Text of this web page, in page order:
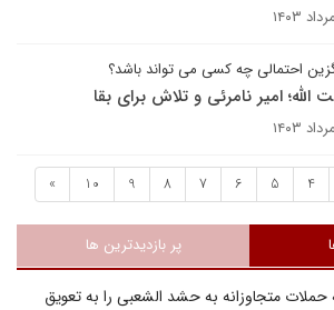
احتمالی چه کسی می تواند باشد؟
الله؛ امیر نامرئی و تلاش برای بقا
4
5
6
7
8
9
10
»
پر بازدیدترین ها
متجاوزانه به حشد الشعبی را به تعویق